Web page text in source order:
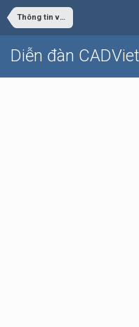
Thông tin về các lớp học CADViet
Diễn đàn CADViet